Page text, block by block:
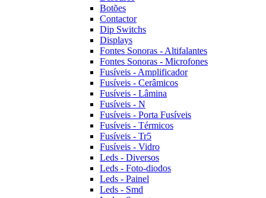
Botões
Contactor
Dip Switchs
Displays
Fontes Sonoras - Altifalantes
Fontes Sonoras - Microfones
Fusíveis - Amplificador
Fusíveis - Cerâmicos
Fusíveis - Lâmina
Fusíveis - N
Fusíveis - Porta Fusíveis
Fusíveis - Térmicos
Fusíveis - Tr5
Fusíveis - Vidro
Leds - Diversos
Leds - Foto-diodos
Leds - Painel
Leds - Smd